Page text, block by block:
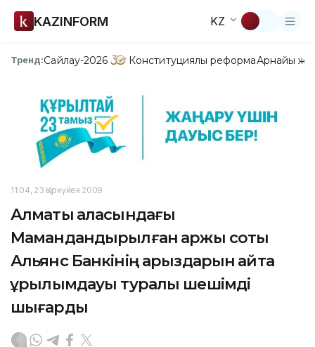
KAZINFORM KZ
Тренд:Сайлау-2026 Конституциялық реформаАрнайы
11:04, 23 Қыркүйек 2009
Алматы қаласындағы
Мамандандырылған қаржы соты
Альянс Банкінің қарыздарын қайта
құрылымдауы туралы шешімді
шығарды